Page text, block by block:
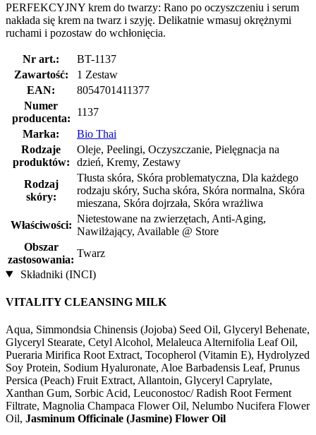
PERFEKCYJNY krem do twarzy: Rano po oczyszczeniu i serum
nakłada się krem na twarz i szyję. Delikatnie wmasuj okrężnymi
ruchami i pozostaw do wchłonięcia.
Nr art.:
BT-1137
Zawartość:
1 Zestaw
EAN:
8054701411377
Numer
producenta:
1137
Marka:
Bio Thai
Rodzaje
produktów:
Oleje, Peelingi, Oczyszczanie, Pielęgnacja na
dzień, Kremy, Zestawy
Rodzaj
skóry:
Tłusta skóra, Skóra problematyczna, Dla każdego
rodzaju skóry, Sucha skóra, Skóra normalna, Skóra
mieszana, Skóra dojrzała, Skóra wrażliwa
Właściwości:
Nietestowane na zwierzętach, Anti-Aging,
Nawilżający, Available @ Store
Obszar
zastosowania:
Twarz
Składniki (INCI)
VITALITY CLEANSING MILK
Aqua, Simmondsia Chinensis (Jojoba) Seed Oil, Glyceryl Behenate,
Glyceryl Stearate, Cetyl Alcohol, Melaleuca Alternifolia Leaf Oil,
Pueraria Mirifica Root Extract, Tocopherol (Vitamin E), Hydrolyzed
Soy Protein, Sodium Hyaluronate, Aloe Barbadensis Leaf, Prunus
Persica (Peach) Fruit Extract, Allantoin, Glyceryl Caprylate,
Xanthan Gum, Sorbic Acid, Leuconostoc/ Radish Root Ferment
Filtrate, Magnolia Champaca Flower Oil, Nelumbo Nucifera Flower
Oil, Jasminum Officinale (Jasmine) Flower Oil